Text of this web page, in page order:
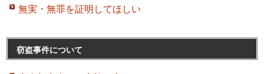
無実・無罪を証明してほしい
窃盗事件について